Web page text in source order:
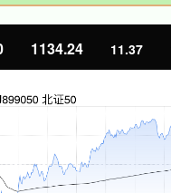
1134.24 11.37